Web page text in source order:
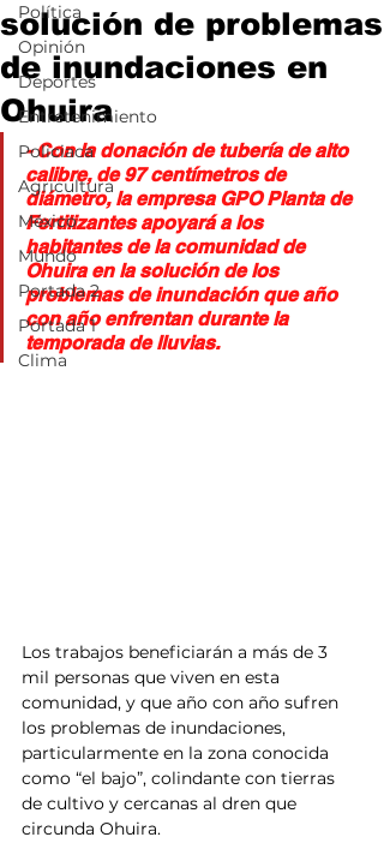
Política
Opinión
Deportes
Entretenimiento
Policiaca
Agricultura
México
Mundo
Portada 2
Portada 1
Clima
solución de problemas
de inundaciones en
Ohuira
- Con la donación de tubería de alto
calibre, de 97 centímetros de
diámetro, la empresa GPO Planta de
Fertilizantes apoyará a los
habitantes de la comunidad de
Ohuira en la solución de los
problemas de inundación que año
con año enfrentan durante la
temporada de lluvias.
Los trabajos beneficiarán a más de 3
mil personas que viven en esta
comunidad, y que año con año sufren
los problemas de inundaciones,
particularmente en la zona conocida
como “el bajo”, colindante con tierras
de cultivo y cercanas al dren que
circunda Ohuira.